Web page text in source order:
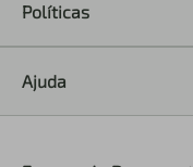
Políticas
Ajuda